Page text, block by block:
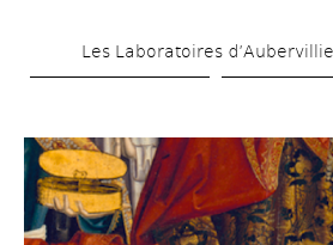
to
content
Les Laboratoires